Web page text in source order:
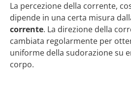
La percezione della corrente,
dipende in una certa misura
corrente. La direzione della
cambiata regolarmente per
uniforme della sudorazione su
corpo.